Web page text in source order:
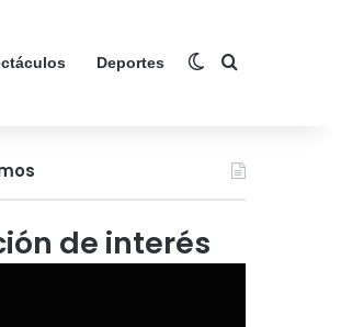
Deportes Switch skin
Search for
de interés